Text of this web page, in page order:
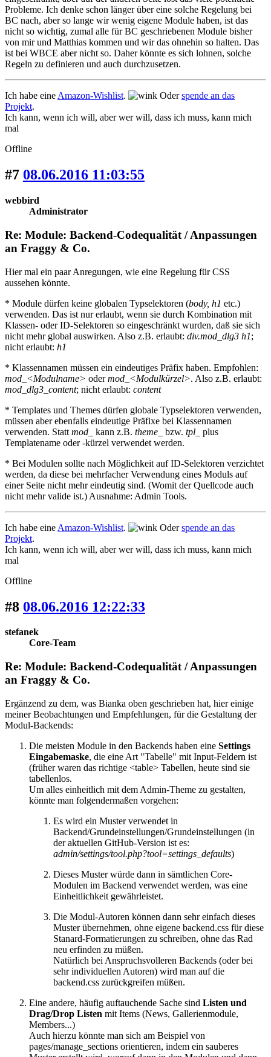
Probleme. Ich denke schon länger über eine solche Regelung bei
BC nach, aber so lange wir wenig eigene Module haben, ist das
nicht so wichtig, zumal alle für BC geschriebenen Module bisher
von mir und Matthias kommen und wir das ohnehin so halten. Das
ist bei WBCE aber nicht so. Daher könnte es sich lohnen, solche
Regeln zu definieren und auch durchzusetzen.
Ich habe eine Amazon-Wishlist. Oderspende an das
Projekt.
Ich kann, wenn ich will, aber wer will, dass ich muss, kann mich
mal
Offline
#7 08.06.2016 11:03:55
webbird
Administrator
Re: Module: Backend-Codequalität / Anpassungen
an Fraggy & Co.
Hier mal ein paar Anregungen, wie eine Regelung für CSS
aussehen könnte.
* Module dürfen keine globalen Typselektoren (body, h1 etc.)
verwenden. Das ist nur erlaubt, wenn sie durch Kombination mit
Klassen- oder ID-Selektoren so eingeschränkt wurden, daß sie sich
nicht mehr global auswirken. Also z.B. erlaubt: div.mod_dlg3 h1;
nicht erlaubt: h1
* Klassennamen müssen ein eindeutiges Präfix haben. Empfohlen:
mod_<Modulname> odermod_<Modulkürzel>. Also z.B. erlaubt:
mod_dlg3_content; nicht erlaubt: content
* Templates und Themes dürfen globale Typselektoren verwenden,
müssen aber ebenfalls eindeutige Präfixe bei Klassennamen
verwenden. Statt mod_ kann z.B. theme_ bzw. tpl_
plus
Templatename oder -kürzel verwendet werden.
* Bei Modulen sollte nach Möglichkeit auf ID-Selektoren verzichtet
werden, da diese bei mehrfacher Verwendung eines Moduls auf
einer Seite nicht mehr eindeutig sind. (Womit der Quellcode auch
nicht mehr valide ist.) Ausnahme: Admin Tools.
Ich habe eine Amazon-Wishlist. Oderspende an das
Projekt.
Ich kann, wenn ich will, aber wer will, dass ich muss, kann mich
mal
Offline
#8 08.06.2016 12:22:33
stefanek
Core-Team
Re: Module: Backend-Codequalität / Anpassungen
an Fraggy & Co.
Ergänzend zu dem, was Bianka oben geschrieben hat, hier einige
meiner Beobachtungen und Empfehlungen, für die Gestaltung der
Modul-Backends:
Die meisten Module in den Backends haben eine Settings
Eingabemaske, die eine Art "Tabelle" mit Input-Feldern ist
(früher waren das richtige <table> Tabellen, heute sind sie
tabellenlos.
Um alles einheitlich mit dem Admin-Theme zu gestalten,
könnte man folgendermaßen vorgehen:
Es wird ein Muster verwendet in
Backend/Grundeinstellungen/Grundeinstellungen (in
der aktuellen GitHub-Version ist es:
admin/settings/tool.php?tool=settings_defaults)
Dieses Muster würde dann in sämtlichen Core-
Modulen im Backend verwendet werden, was eine
Einheitlichkeit gewährleistet.
Die Modul-Autoren können dann sehr einfach dieses
Muster übernehmen, ohne eigene backend.css für diese
Stanard-Formatierungen zu schreiben, ohne das Rad
neu erfinden zu müßen.
Natürlich bei Anspruchsvolleren Backends (oder bei
sehr individuellen Autoren) wird man auf die
backend.css zurückgreifen müßen.
Eine andere, häufig auftauchende Sache sind Listen und
Drag/Drop Listen mit Items (News, Gallerienmodule,
Members...)
Auch hierzu könnte man sich am Beispiel von
pages/manage_sections orientieren, indem ein sauberes